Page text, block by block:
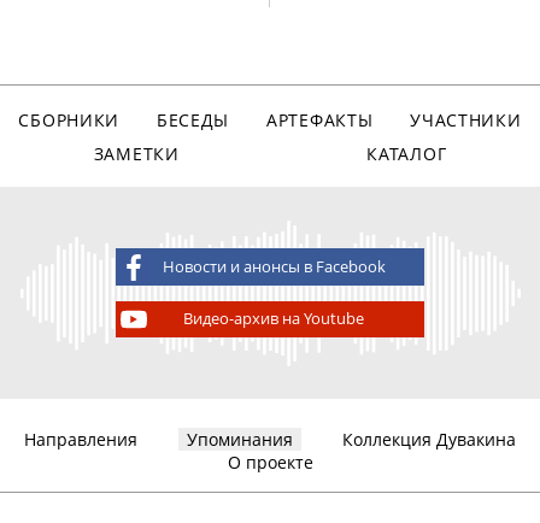
СБОРНИКИ БЕСЕДЫ АРТЕФАКТЫ
УЧАСТНИКИ
ЗАМЕТКИ
КАТАЛОГ
Новости и анонсы в Facebook
Видео-архив на Youtube
Направления Упоминания
Коллекция Дувакина
О проекте